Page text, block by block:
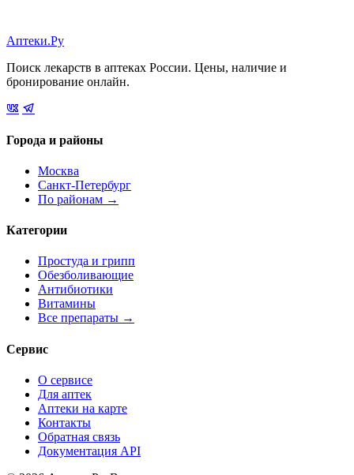
Аптеки.Ру
Поиск лекарств в аптеках России. Цены, наличие и
бронирование онлайн.
Города и районы
Москва
Санкт-Петербург
По районам →
Категории
Простуда и грипп
Обезболивающие
Антибиотики
Витамины
Все препараты →
Сервис
О сервисе
Для аптек
Аптеки на карте
Контакты
Обратная связь
Документация API